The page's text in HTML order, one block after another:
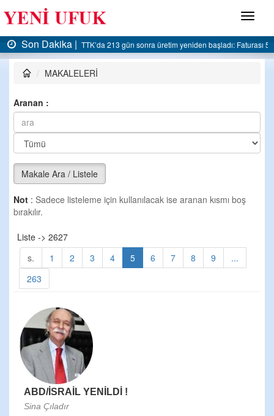
Menü
başladı: Faturası 5 milyar liraya dayandı
Son Dakika |AK Parti Ereğli İlçe
MAKALELERİ
Aranan :
Makale Ara / Listele
Not : Sadece listeleme için kullanılacak ise aranan kısmı boş
bırakılır.
Liste -> 2627
s.
1 2 3 4 5 6 7 8 9
...
263
ABD/İSRAİL YENİLDİ !
Sina Çıladır